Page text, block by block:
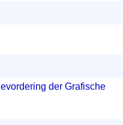
der Grafische